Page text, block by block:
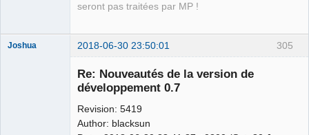
seront pas traitées par MP !
305
Joshua 2018-06-30 23:50:01
Re: Nouveautés de la version de
développement 0.7
Revision: 5419
Author: blacksun